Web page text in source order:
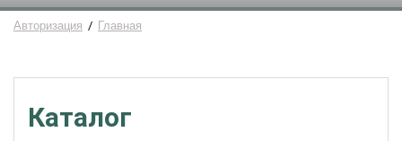
Авторизация / Главная
Каталог